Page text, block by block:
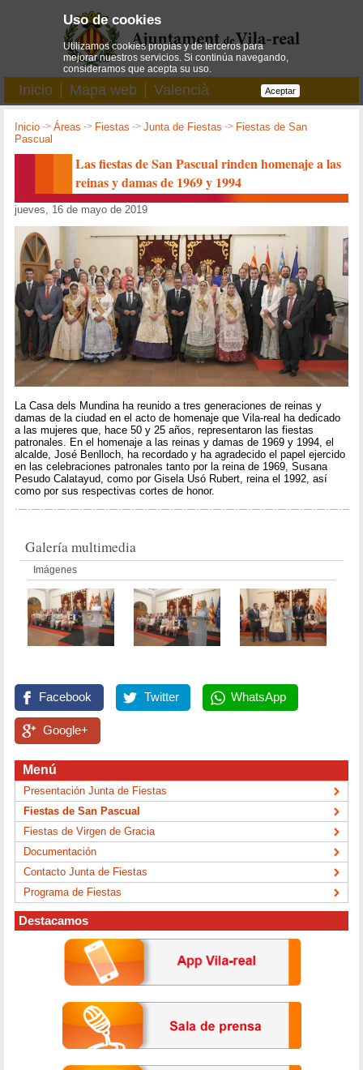
Inicio Mapa web Valencià
Inicio ->Áreas -> Fiestas ->Junta de Fiestas -> Fiestas de San
Pascual
Las fiestas de San Pascual rinden homenaje a las
reinas y damas de 1969 y 1994
jueves, 16 de mayo de 2019
La Casa dels Mundina ha reunido a tres generaciones de reinas y
damas de la ciudad en el acto de homenaje que Vila-real ha dedicado
a las mujeres que, hace 50 y 25 años, representaron las fiestas
patronales. En el homenaje a las reinas y damas de 1969 y 1994, el
alcalde, José Benlloch, ha recordado y ha agradecido el papel ejercido
en las celebraciones patronales tanto por la reina de 1969, Susana
Pesudo Calatayud, como por Gisela Usó Rubert, reina el 1992, así
como por sus respectivas cortes de honor.
Galería multimedia
Imágenes
Facebook Twitter WhatsApp
Google+
Menú
Presentación Junta de Fiestas
Fiestas de San Pascual
Fiestas de Virgen de Gracia
Documentación
Contacto Junta de Fiestas
Programa de Fiestas
Destacamos
Uso de cookies
Utilizamos cookies propias y de terceros para
mejorar nuestros servicios. Si continúa navegando,
consideramos que acepta su uso.
Aceptar